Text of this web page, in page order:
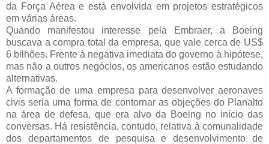
da Força Aérea e está envolvida em projetos estratégicos
em várias áreas.
Quando manifestou interesse pela Embraer, a Boeing
buscava a compra total da empresa, que vale cerca de US$
6 bilhões. Frente à negativa imediata do governo à hipótese,
mas não a outros negócios, os americanos estão estudando
alternativas.
A formação de uma empresa para desenvolver aeronaves
civis seria uma forma de contornar as objeções do Planalto
na área de defesa, que era alvo da Boeing no início das
conversas. Há resistência, contudo, relativa à comunalidade
dos departamentos de pesquisa e desenvolvimento de